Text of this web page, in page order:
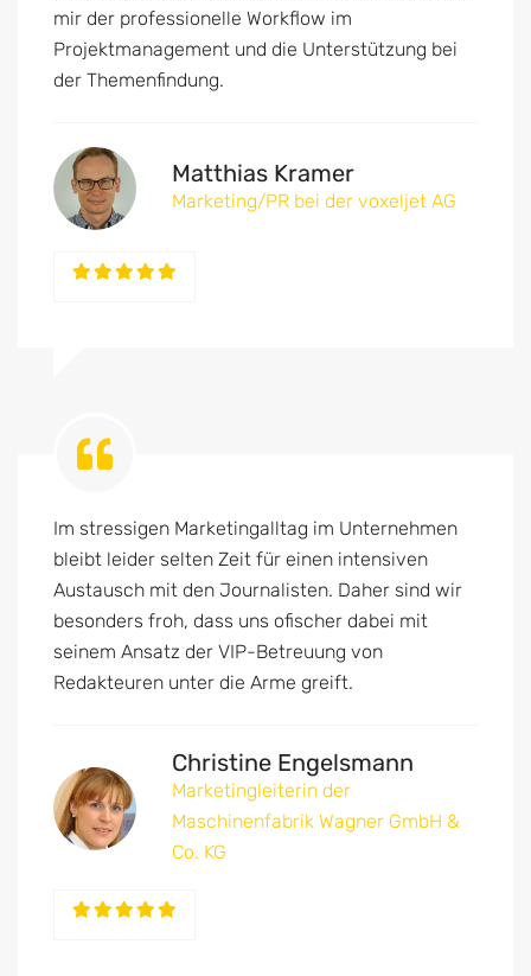
mir der professionelle Workflow im
Projektmanagement und die Unterstützung bei
der Themenfindung.
Matthias Kramer
Marketing/PR bei der voxeljet AG
Im stressigen Marketingalltag im Unternehmen
bleibt leider selten Zeit für einen intensiven
Austausch mit den Journalisten. Daher sind wir
besonders froh, dass uns ofischer dabei mit
seinem Ansatz der VIP-Betreuung von
Redakteuren unter die Arme greift.
Christine Engelsmann
Marketingleiterin der
Maschinenfabrik Wagner GmbH &
Co. KG